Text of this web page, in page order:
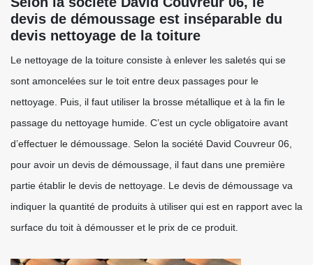
devis de démoussage est inséparable du
devis nettoyage de la toiture
Le nettoyage de la toiture consiste à enlever les saletés qui se
sont amoncelées sur le toit entre deux passages pour le
nettoyage. Puis, il faut utiliser la brosse métallique et à la fin le
passage du nettoyage humide. C’est un cycle obligatoire avant
d’effectuer le démoussage. Selon la société David Couvreur 06,
pour avoir un devis de démoussage, il faut dans une première
partie établir le devis de nettoyage. Le devis de démoussage va
indiquer la quantité de produits à utiliser qui est en rapport avec la
surface du toit à démousser et le prix de ce produit.